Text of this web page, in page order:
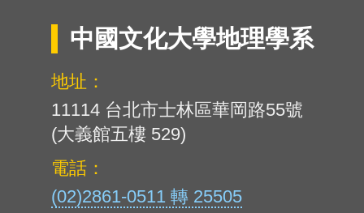
中國文化大學地理學系
地址：
11114 台北市士林區華岡路55號
(大義館五樓 529)
電話：
(02)2861-0511 轉 25505